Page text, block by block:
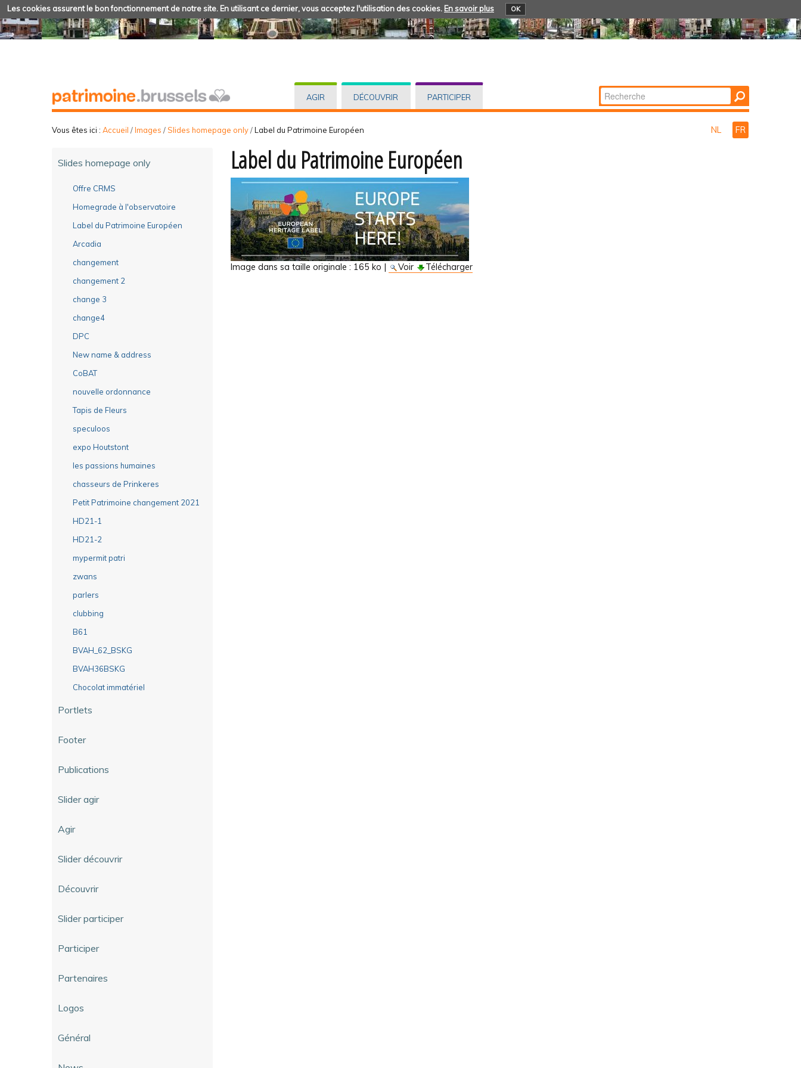
Les cookies assurent le bon fonctionnement de notre site. En utilisant ce dernier, vous acceptez l'utilisation des cookies. En savoir plus OK
AGIR DÉCOUVRIR PARTICIPER Chercher par
Recherche
Vous êtes ici : Accueil /Images /Slides homepage only/Label du Patrimoine Européen NL FR
Slides homepage only
Offre CRMS
Homegrade à l'observatoire
Label du Patrimoine Européen
Arcadia
changement
changement 2
change 3
change4
DPC
New name & address
CoBAT
nouvelle ordonnance
Tapis de Fleurs
speculoos
expo Houtstont
les passions humaines
chasseurs de Prinkeres
Petit Patrimoine changement 2021
HD21-1
HD21-2
mypermit patri
zwans
parlers
clubbing
B61
BVAH_62_BSKG
BVAH36BSKG
Chocolat immatériel
Portlets
Footer
Publications
Slider agir
Agir
Slider découvrir
Découvrir
Slider participer
Participer
Partenaires
Logos
Général
Label du Patrimoine Européen
Image dans sa taille originale : 165 ko | Voir Télécharger